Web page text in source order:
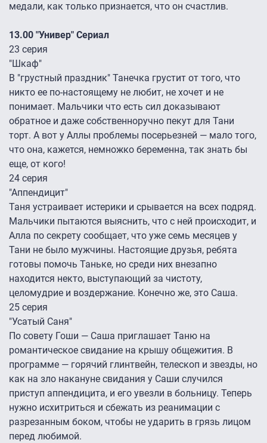
медали, как только признается, что он счастлив.
13.00 "Универ" Сериал
23 серия
"Шкаф"
В "грустный праздник" Танечка грустит от того, что
никто ее по-настоящему не любит, не хочет и не
понимает. Мальчики что есть сил доказывают
обратное и даже собственноручно пекут для Тани
торт. А вот у Аллы проблемы посерьезней — мало того,
что она, кажется, немножко беременна, так знать бы
еще, от кого!
24 серия
"Аппендицит"
Таня устраивает истерики и срывается на всех подряд.
Мальчики пытаются выяснить, что с ней происходит, и
Алла по секрету сообщает, что уже семь месяцев у
Тани не было мужчины. Настоящие друзья, ребята
готовы помочь Таньке, но среди них внезапно
находится некто, выступающий за чистоту,
целомудрие и воздержание. Конечно же, это Саша.
25 серия
"Усатый Саня"
По совету Гоши — Саша приглашает Таню на
романтическое свидание на крышу общежития. В
программе — горячий глинтвейн, телескоп и звезды, но
как на зло накануне свидания у Саши случился
приступ аппендицита, и его увезли в больницу. Теперь
нужно исхитриться и сбежать из реанимации с
разрезанным боком, чтобы не ударить в грязь лицом
перед любимой.